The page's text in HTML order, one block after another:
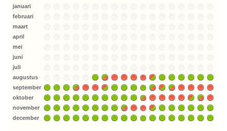
januari
februari
maart
april
mei
juni
juli
augustus
september
oktober
november
december